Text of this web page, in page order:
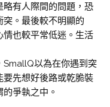
有人際間的問題，恐
。最後較不明顯的
也較平常低迷。生活
SmallQ以為在你遇到突
先想好後路或乾脆裝
爭執之中。